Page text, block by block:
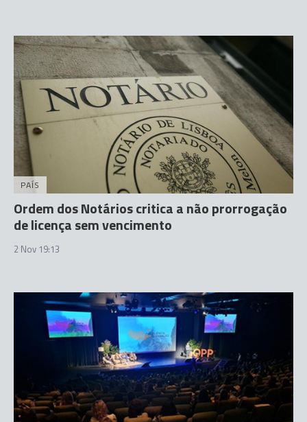
PAÍS
Ordem dos Notários critica a não prorrogação
de licença sem vencimento
2 Nov 19:13